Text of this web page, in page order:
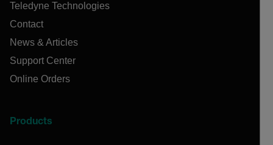
Teledyne Technologies
Contact
News & Articles
Support Center
Online Orders
Products